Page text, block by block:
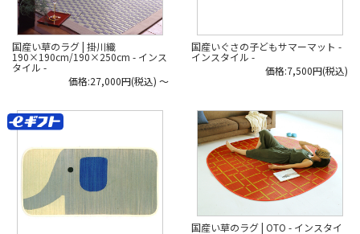
----------
▶︎取材記の続きは、商品画像リンク
から飛べる、商品ページの下部から
読めます！
▶︎または、日本いいもの屋トップペ
ージの「作り手取材記」soilのペー
#日本いいもの屋 #丁寧な暮らし #暮
らし #職人 #伝統工芸 #贈り物 #い草
グ #ラグ #インテリア #掛川織 #モダ
ンデザイン
*****
日本いいもの屋公式LINEはじめまし
た。
友達登録で５００円OFFクーポンを
@iimonoya
*****
▶︎詳細は、商品画像のタグからご覧
いただけます。
▶︎その他お買い物はプロフィールリ
ンクからどうぞ。
#日本いいもの屋 #丁寧な暮らし #通
インショップ #伝統工芸 #贈り物 #引
国産い草のラグ | 掛川織
190×190cm/190×250cm - インス
タイル -
価格:27,000円(税込) ～
国産いぐさの子どもサマーマット -
インスタイル -
価格:7,500円(税込)
国産い草のラグ | OTO - インスタイ